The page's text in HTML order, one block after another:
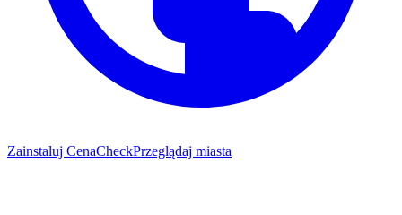
Zainstaluj CenaCheckPrzeglądaj miasta